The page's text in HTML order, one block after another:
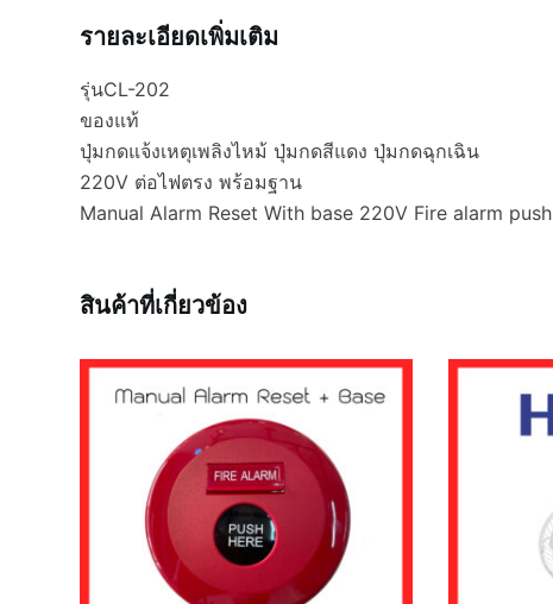
รายละเอียดเพิ่มเติม
รุ่นCL-202
ของแท้
ปุ่มกดแจ้งเหตุเพลิงไหม้ ปุ่มกดสีแดง ปุ่มกดฉุกเฉิน
220V ต่อไฟตรง พร้อมฐาน
Manual Alarm Reset With base 220V Fire alarm
สินค้าที่เกี่ยวข้อง